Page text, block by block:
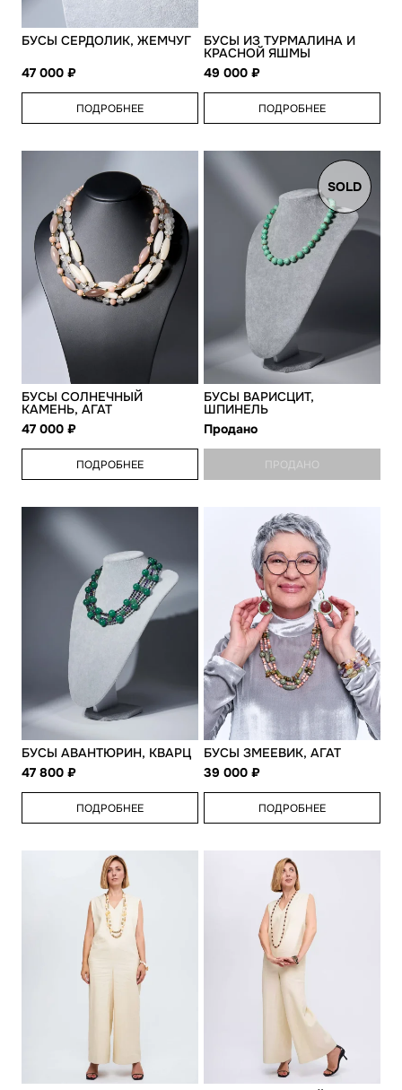
БУСЫ СЕРДОЛИК, ЖЕМЧУГ
47 000
ПОДРОБНЕЕ
БУСЫ ИЗ ТУРМАЛИНА И
КРАСНОЙ ЯШМЫ
49 000
ПОДРОБНЕЕ
БУСЫ СОЛНЕЧНЫЙ
КАМЕНЬ, АГАТ
47 000
ПОДРОБНЕЕ
SOLD
БУСЫ ВАРИСЦИТ,
ШПИНЕЛЬ
Продано
ПРОДАНО
БУСЫ АВАНТЮРИН, КВАРЦ
47 800
ПОДРОБНЕЕ
БУСЫ ЗМЕЕВИК, АГАТ
39 000
ПОДРОБНЕЕ